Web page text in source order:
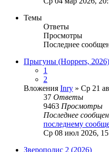
Темы
Ответы
Просмотры
Последнее
Прыгуны (Hoppers, 2026)
1
2
Вложения Inry » Ср 21
37 Ответы
9463 Просмотры
Последнее
последнему
Ср 08 июл 2026,
Зверополис 2 (2026)